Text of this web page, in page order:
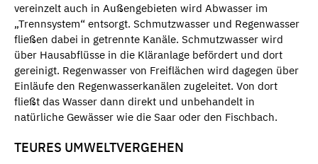
vereinzelt auch in Außengebieten wird Abwasser im
„Trennsystem“ entsorgt. Schmutzwasser und Regenwasser
fließen dabei in getrennte Kanäle. Schmutzwasser wird
über Hausabflüsse in die Kläranlage befördert und dort
gereinigt. Regenwasser von Freiflächen wird dagegen über
Einläufe den Regenwasserkanälen zugeleitet. Von dort
fließt das Wasser dann direkt und unbehandelt in
natürliche Gewässer wie die Saar oder den Fischbach.
TEURES UMWELTVERGEHEN